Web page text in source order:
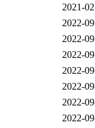
2021-
2022-
2022-
2022-
2022-
2022-
2022-
2022-